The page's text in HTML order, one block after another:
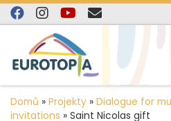
content
Skip to content
Domů » Projekty » Dialogue for
invitations » Saint Nicolas gift